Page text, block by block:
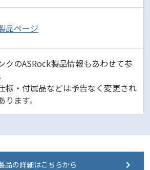
品ページ
クのASRock製品情報もあわせて参
様・付属品などは予告なく変更され
ます。
品の詳細はこちらから